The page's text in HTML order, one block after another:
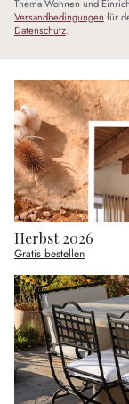
Thema Wohnen und
Versandbedingungen für
Datenschutz.
Herbst 2026
Gratis bestellen